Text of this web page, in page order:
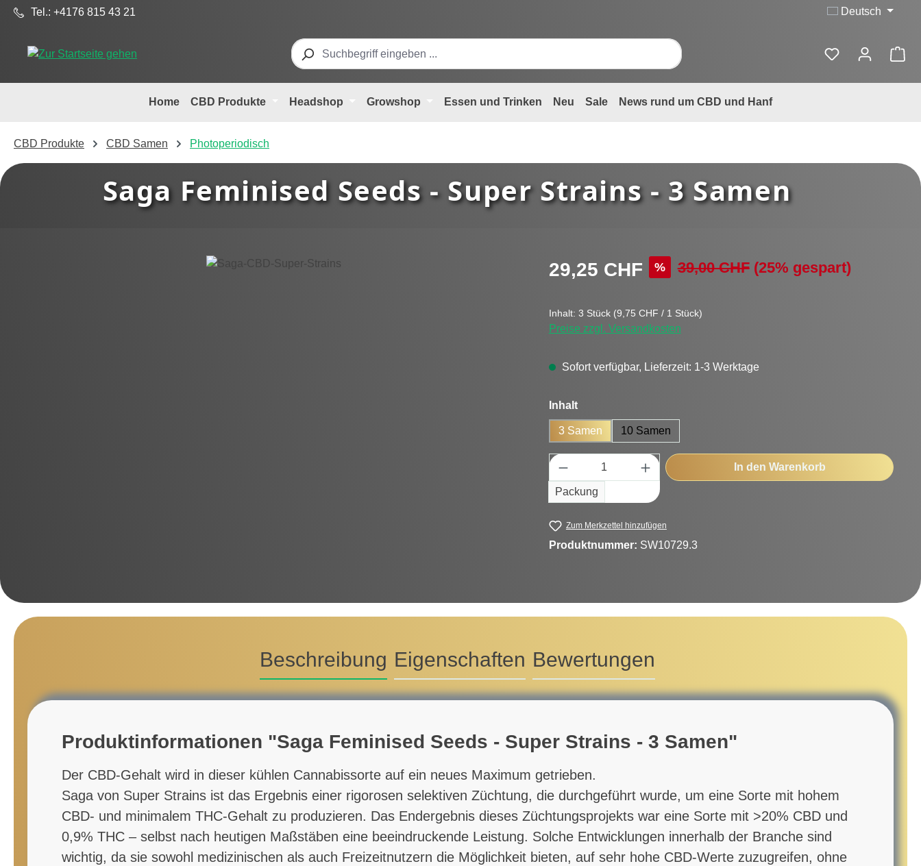
Hauptinhalt springen
Zur Suche springen
Zur Hauptnavigation springen
Tel.: +4176 815 43 21 Deutsch
Home CBD Produkte Headshop Growshop Essen und Trinken Neu Sale News rund um CBD und Hanf
CBD Produkte CBD Samen Photoperiodisch
Saga Feminised Seeds - Super Strains - 3 Samen
Verkaufspreis:
29,25 CHF % Regulärer Preis:
39,00 CHF (25% gespart)
Inhalt: 3 Stück (9,75 CHF / 1 Stück)
Preise zzgl. Versandkosten
Sofort verfügbar, Lieferzeit: 1-3 Werktage
Inhaltauswählen
3 Samen 10 Samen
Produkt Anzahl: Gib den gewünschten Wert ein
Packung
In den Warenkorb
Zum Merkzettel hinzufügen
Produktnummer: SW10729.3
Beschreibung Eigenschaften Bewertungen
Produktinformationen "Saga Feminised Seeds - Super Strains - 3 Samen"
Der CBD-Gehalt wird in dieser kühlen Cannabissorte auf ein neues Maximum getrieben.
Saga von Super Strains ist das Ergebnis einer rigorosen selektiven Züchtung, die durchgeführt wurde, um eine Sorte mit hohem
CBD- und minimalem THC-Gehalt zu produzieren. Das Endergebnis dieses Züchtungsprojekts war eine Sorte mit >20% CBD und
0,9% THC – selbst nach heutigen Maßstäben eine beeindruckende Leistung. Solche Entwicklungen innerhalb der Branche sind
wichtig, da sie sowohl medizinischen als auch Freizeitnutzern die Möglichkeit bieten, auf sehr hohe CBD-Werte zuzugreifen, ohne